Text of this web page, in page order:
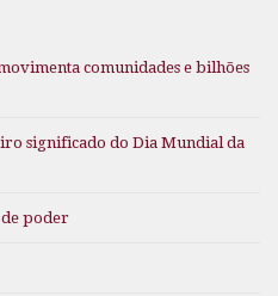
comunidades e bilhões
significado do Dia Mundial da
de poder